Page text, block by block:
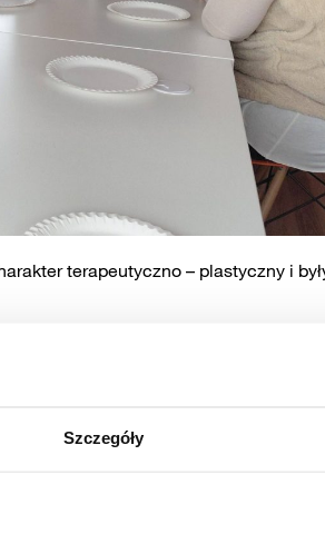
Szczegóły
terapeutyczno – plastyczny i
a także rozwijanie zdolności
powierzchnię, co sprzyja
kamień. Tworzył dowolne
siebie poprzez kolor i formę.
pozytywne doświadczenie twórcze.